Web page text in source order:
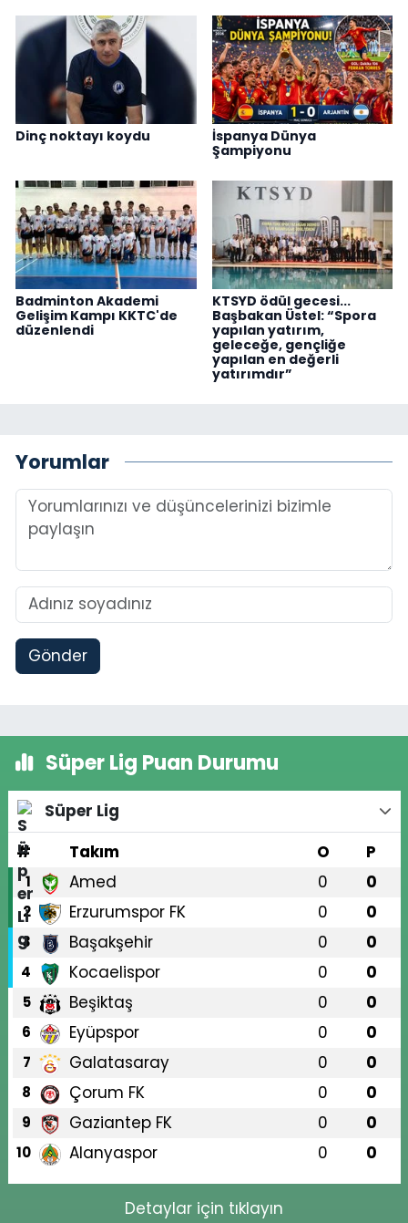
Dinç noktayı koydu
İspanya Dünya
Şampiyonu
Badminton Akademi
Gelişim Kampı KKTC'de
düzenlendi
KTSYD ödül gecesi...
Başbakan Üstel: “Spora
yapılan yatırım,
geleceğe, gençliğe
yapılan en değerli
yatırımdır”
Yorumlar
Gönder
Süper Lig Puan Durumu
Süper Lig
#
Takım O P
1 Amed 0 0
2 Erzurumspor FK 0 0
3 Başakşehir 0 0
4 Kocaelispor 0 0
5 Beşiktaş 0 0
6 Eyüpspor 0 0
7 Galatasaray 0 0
8 Çorum FK 0 0
9 Gaziantep FK 0 0
10 Alanyaspor 0 0
Detaylar için tıklayın